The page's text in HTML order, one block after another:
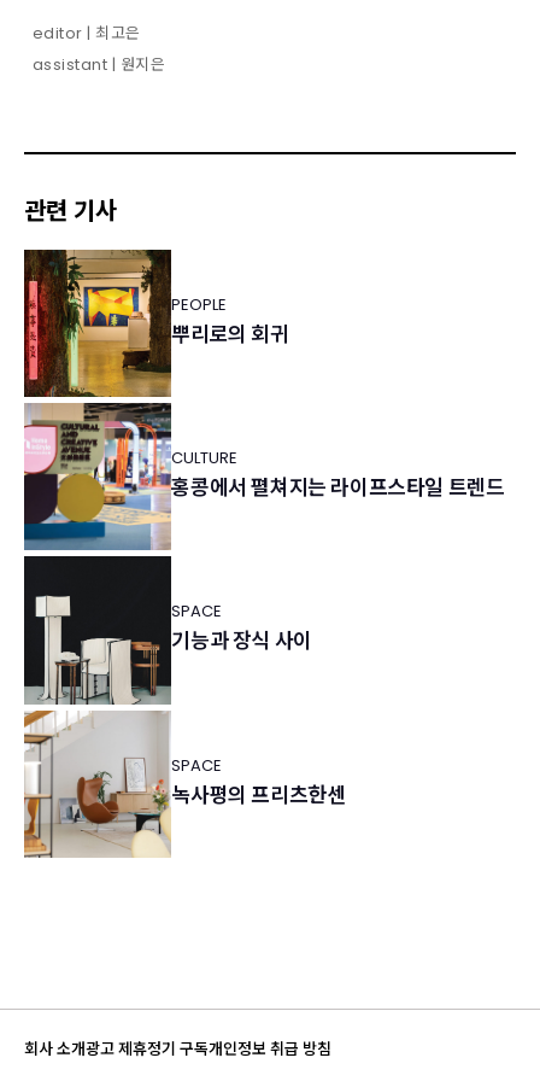
editor | 최고은
assistant | 원지은
관련 기사
PEOPLE
뿌리로의 회귀
CULTURE
홍콩에서 펼쳐지는 라이프스타일 트렌드
SPACE
기능과 장식 사이
SPACE
녹사평의 프리츠한센
회사 소개광고 제휴정기 구독개인정보 취급 방침